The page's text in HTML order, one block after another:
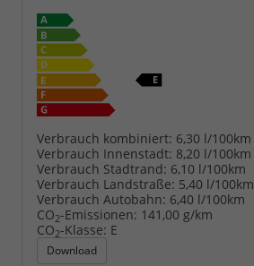
Verbrauch kombiniert: 6,30 l/100km
Verbrauch Innenstadt: 8,20 l/100km
Verbrauch Stadtrand: 6,10 l/100km
Verbrauch Landstraße: 5,40 l/100km
Verbrauch Autobahn: 6,40 l/100km
CO2-Emissionen: 141,00 g/km
CO2-Klasse: E
Download